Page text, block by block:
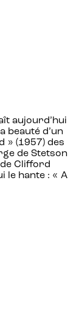
aujourd’hui
beauté d’un
» (1957) des
de Stetson
Clifford
le hante : « A